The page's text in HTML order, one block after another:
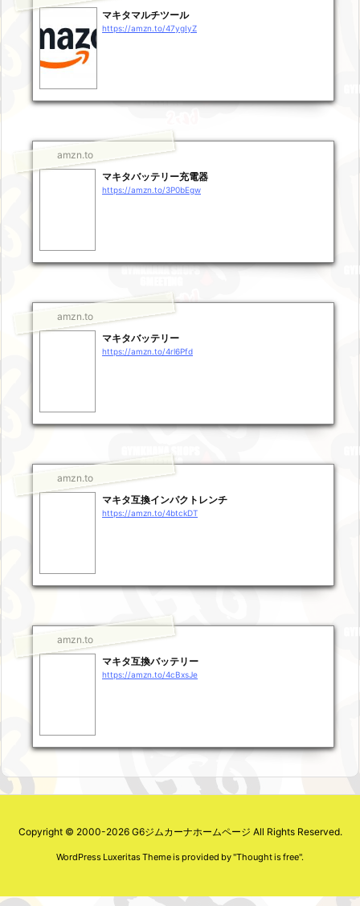
マキタマルチツール
https://amzn.to/47ygIyZ
amzn.to
マキタバッテリー充電器
https://amzn.to/3P0bEgw
amzn.to
マキタバッテリー
https://amzn.to/4rl6Pfd
amzn.to
マキタ互換インパクトレンチ
https://amzn.to/4btckDT
amzn.to
マキタ互換バッテリー
https://amzn.to/4cBxsJe
Copyright © 2000-2026 G6ジムカーナホームページ All Rights Reserved.
WordPress Luxeritas Theme is provided by "Thought is free".